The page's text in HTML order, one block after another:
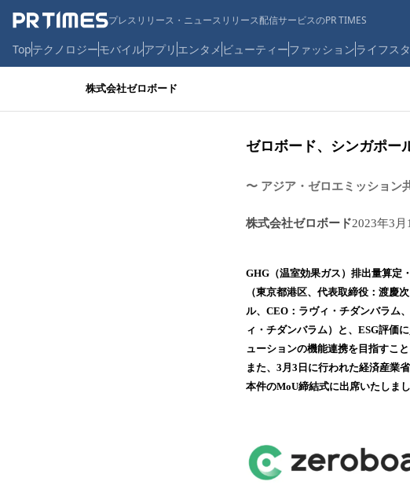
プレスリリース・ニュースリリース配信サービスのPR TIMES
Topテクノロジーモバイルアプリ エンタメ ビューティーファッションライフス
株式会社ゼロボード
ゼロボード、シンガポー
〜 アジア・ゼロエミッション
株式会社ゼロボード2023年3
GHG（温室効果ガス）排出量算定
（東京都港区、代表取締役：渡慶
ル、CEO：ラヴィ・チダンバラム
ィ・チダンバラム）と、ESG評価
ューションの機能連携を⽬指すこ
また、3月3日に行われた経済産業
本件のMoU締結式に出席いたしまし